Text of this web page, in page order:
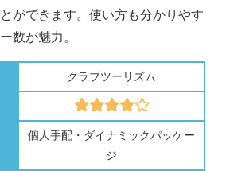
ができます。使い方も分かりやす
数が魅力。
クラブツーリズム
個人手配・ダイナミックパッケー
ジ